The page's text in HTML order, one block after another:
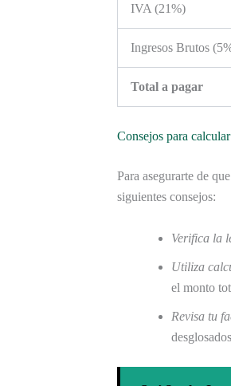
IVA (21%)
Ingresos Brutos
Total a pagar
Consejos para
Para asegurarte de
siguientes consejos:
Verifica la
Utiliza
el monto
Revisa tu